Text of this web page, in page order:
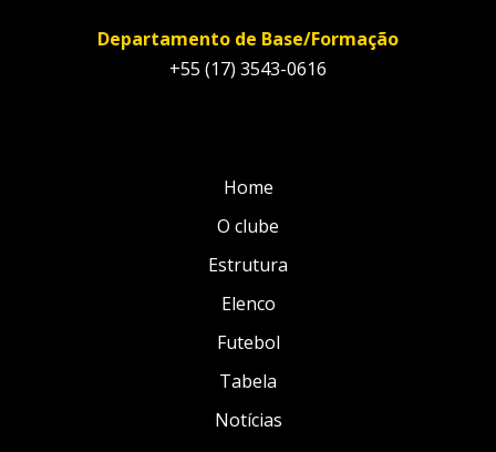
Departamento de Base/Formação
+55 (17) 3543-0616
Home
O clube
Estrutura
Elenco
Futebol
Tabela
Notícias